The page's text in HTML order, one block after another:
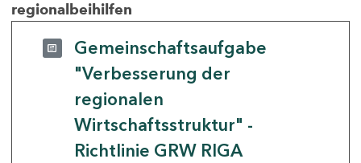
regionalbeihilfen
Gemeinschaftsaufgabe
"Verbesserung der
regionalen
Wirtschaftsstruktur" -
Richtlinie GRW RIGA